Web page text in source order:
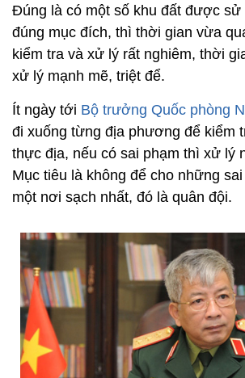
Đúng là có một số khu đất được sử
đúng mục đích, thì thời gian vừa
kiểm tra và xử lý rất nghiêm, thời
xử lý mạnh mẽ, triệt để.
Ít ngày tới Bộ trưởng Quốc phòng
đi xuống từng địa phương để kiểm
thực địa, nếu có sai phạm thì xử lý
Mục tiêu là không để cho những
một nơi sạch nhất, đó là quân đội.